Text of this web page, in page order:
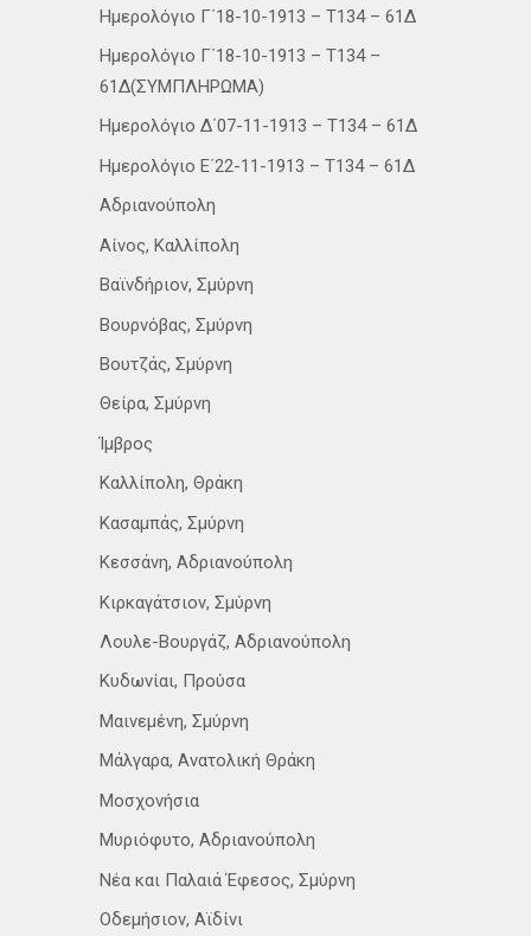
Ημερολόγιο Γ΄18-10-1913 – Τ134 – 61Δ
Ημερολόγιο Γ΄18-10-1913 – Τ134 –
61Δ(ΣΥΜΠΛΗΡΩΜΑ)
Ημερολόγιο Δ΄07-11-1913 – Τ134 – 61Δ
Ημερολόγιο Ε΄22-11-1913 – Τ134 – 61Δ
Αδριανούπολη
Αίνος, Καλλίπολη
Βαϊνδήριον, Σμύρνη
Βουρνόβας, Σμύρνη
Βουτζάς, Σμύρνη
Θείρα, Σμύρνη
Ίμβρος
Καλλίπολη, Θράκη
Κασαμπάς, Σμύρνη
Κεσσάνη, Αδριανούπολη
Κιρκαγάτσιον, Σμύρνη
Λουλε-Βουργάζ, Αδριανούπολη
Κυδωνίαι, Προύσα
Μαινεμένη, Σμύρνη
Μάλγαρα, Ανατολική Θράκη
Μοσχονήσια
Μυριόφυτο, Αδριανούπολη
Νέα­ και Παλαιά Έφεσος, Σμύρνη
Οδεμήσιον, Αϊδίνι